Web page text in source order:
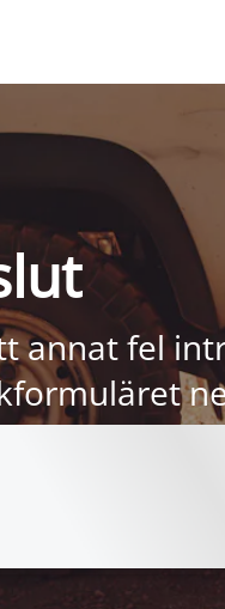
annat fel